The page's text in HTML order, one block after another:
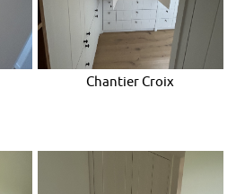
Chantier Croix